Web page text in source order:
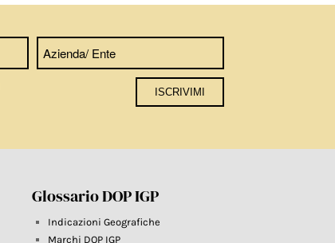
Glossario DOP IGP
Indicazioni Geografiche
Marchi DOP IGP